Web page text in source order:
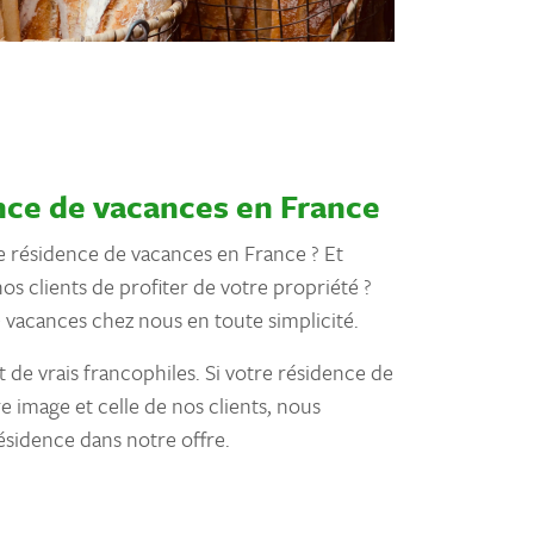
de vacances en France
de vacances en France ? Et
clients de profiter de votre propriété ?
chez nous en toute simplicité.
de vrais francophiles. Si votre résidence de
image et celle de nos clients, nous
dans notre offre.